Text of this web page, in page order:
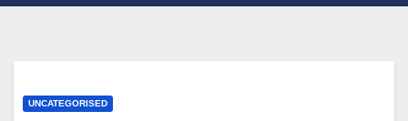
UNCATEGORISED